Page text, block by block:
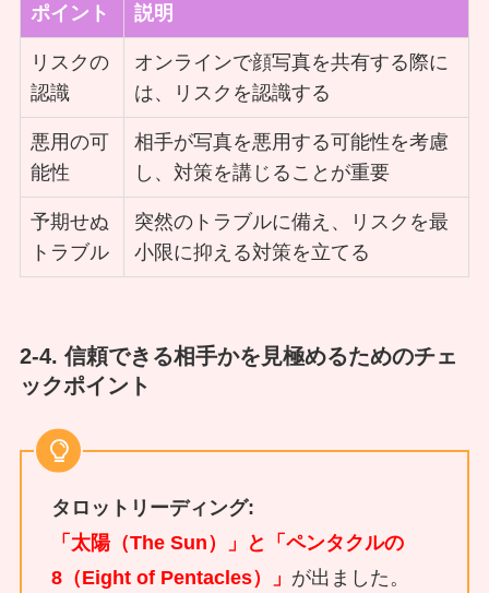
ポイント 説明
リスクの
認識
オンラインで顔写真を共有する際に
は、リスクを認識する
悪用の可
能性
相手が写真を悪用する可能性を考慮
し、対策を講じることが重要
予期せぬ
トラブル
突然のトラブルに備え、リスクを最
小限に抑える対策を立てる
2-4. 信頼できる相手かを見極めるためのチェ
ックポイント
タロットリーディング:
「太陽（The Sun）」と「ペンタクルの
8（Eight of Pentacles）」 が出ました。